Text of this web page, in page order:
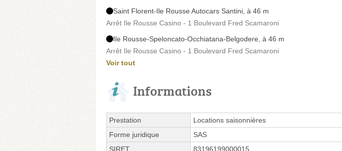
Saint Florent-Ile Rousse Autocars Santini, à 46 m
Arrêt Ile Rousse Casino - 1 Boulevard Fred Scamaroni
Ile Rousse-Speloncato-Occhiatana-Belgodere, à 46 m
Arrêt Ile Rousse Casino - 1 Boulevard Fred Scamaroni
Voir tout
Informations
Prestation
Locations saisonnières
Forme juridique
SAS
SIRET
83196199000015